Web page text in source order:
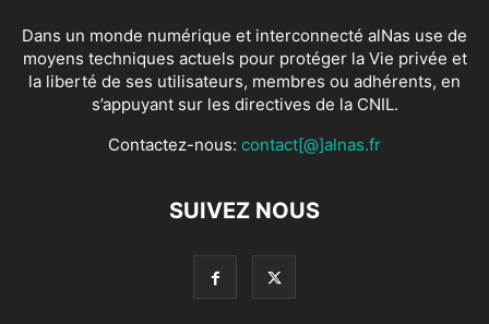
Dans un monde numérique et interconnecté alNas use de
moyens techniques actuels pour protéger la Vie privée et
la liberté de ses utilisateurs, membres ou adhérents, en
s’appuyant sur les directives de la CNIL.
Contactez-nous: contact[@]alnas.fr
SUIVEZ NOUS